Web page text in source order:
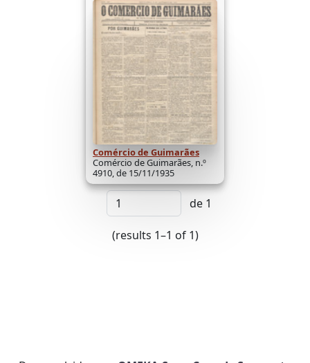
Comércio de Guimarães
Comércio de Guimarães, n.º
4910, de 15/11/1935
de 1
(results 1–1 of 1)